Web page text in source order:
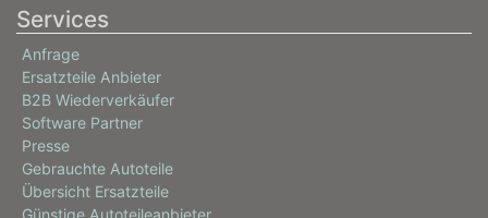
Services
Anfrage
Ersatzteile Anbieter
B2B Wiederverkäufer
Software Partner
Presse
Gebrauchte Autoteile
Übersicht Ersatzteile
Günstige Autoteileanbieter